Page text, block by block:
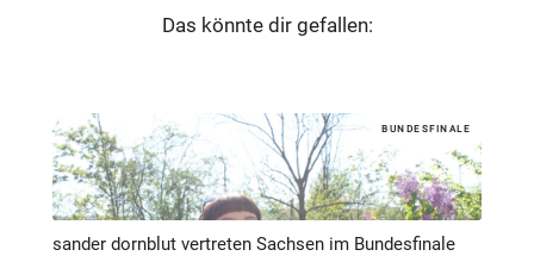
Das könnte dir gefallen:
BUNDESFINALE
sander dornblut vertreten Sachsen im Bundesfinale